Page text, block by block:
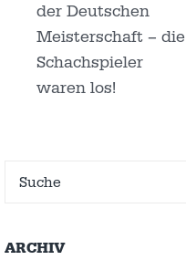
der Deutschen
Meisterschaft – die
Schachspieler
waren los!
ARCHIV